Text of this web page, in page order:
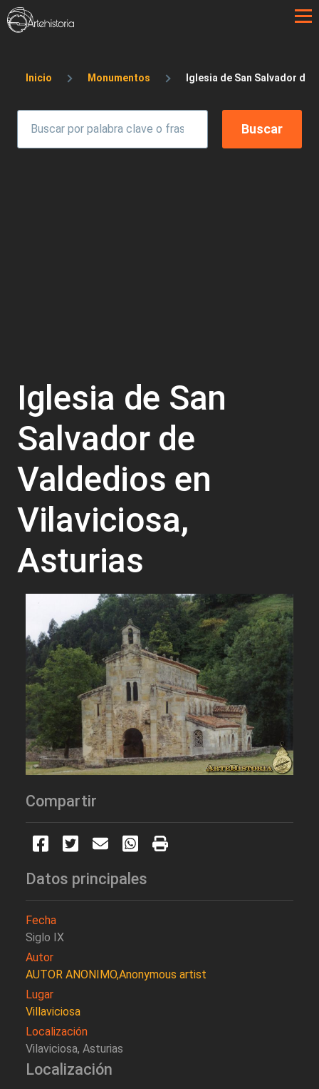
Pasar al contenido principal
Sobrescribir enlaces de ayuda a la
Inicio Monumentos Iglesia de San Salvador
Iglesia de San
Salvador de
Valdedios en
Vilaviciosa,
Asturias
Compartir
Datos principales
Fecha
Siglo IX
Autor
AUTOR ANONIMO,Anonymous artist
Lugar
Villaviciosa
Localización
Vilaviciosa, Asturias
Localización